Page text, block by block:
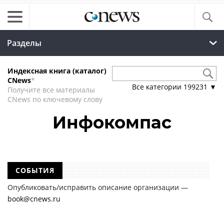
Разделы
Индексная книга (каталог)
CNews*
Получите все материалы
CNews по ключевому слову
Все категории 199231 ▼
Инфокомпас
СОБЫТИЯ
Опубликовать/исправить описание организации —
book@cnews.ru